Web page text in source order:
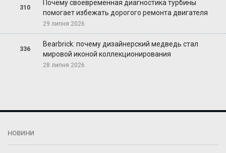
310
Почему своевременная диагностика турбины
помогает избежать дорогого ремонта двигателя
29 липня 2026
336
Bearbrick: почему дизайнерский медведь стал
мировой иконой коллекционирования
28 липня 2026
НОВИНИ